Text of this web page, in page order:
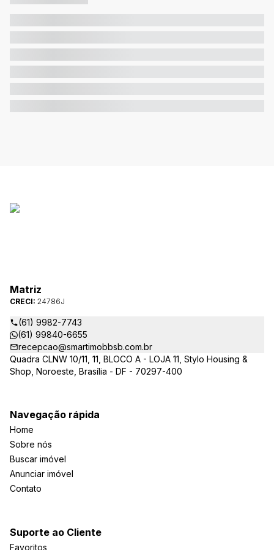
Matriz
CRECI: 24786J
(61) 9982-7743
(61) 99840-6655
recepcao@smartimobbsb.com.br
Quadra CLNW 10/11, 11, BLOCO A - LOJA 11, Stylo Housing &
Shop, Noroeste, Brasília - DF - 70297-400
Navegação rápida
Home
Sobre nós
Buscar imóvel
Anunciar imóvel
Contato
Suporte ao Cliente
Favoritos